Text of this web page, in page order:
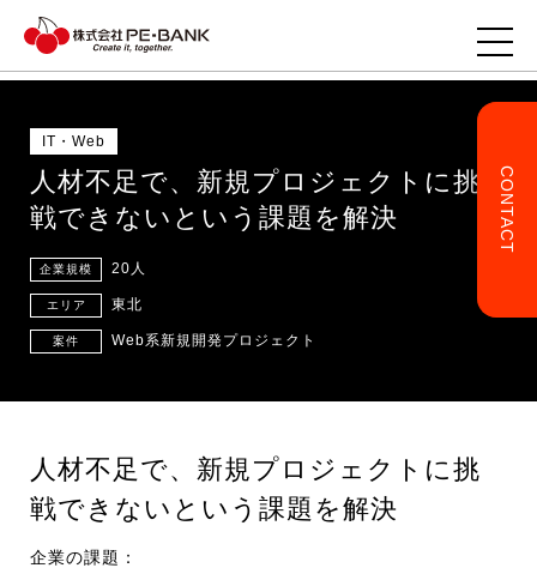
TOP
企業様へ
ITエンジニアの方へ
事業・サービス
企業情報
お知らせ
CONTACT
IT・Web
人材不足で、新規プロジェクトに挑
戦できないという課題を解決
企業規模 20人
エリア 東北
案件 Web系新規開発プロジェクト
人材不足で、新規プロジェクトに挑
戦できないという課題を解決
企業の課題：